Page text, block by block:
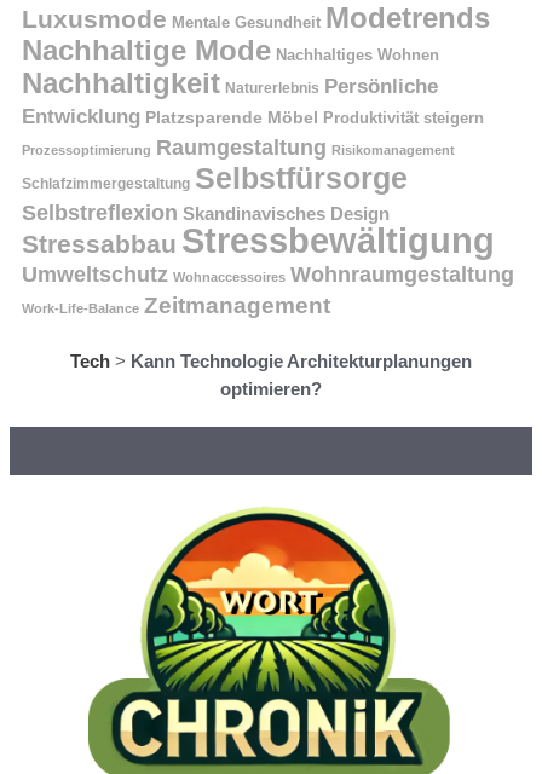
Luxusmode Mentale Gesundheit Modetrends
Nachhaltige Mode Nachhaltiges Wohnen
Nachhaltigkeit Naturerlebnis Persönliche
Entwicklung Platzsparende Möbel Produktivität steigern
Prozessoptimierung Raumgestaltung Risikomanagement
Schlafzimmergestaltung Selbstfürsorge
Selbstreflexion Skandinavisches Design
Stressabbau Stressbewältigung
Umweltschutz Wohnaccessoires Wohnraumgestaltung
Work-Life-Balance Zeitmanagement
Tech > Kann Technologie Architekturplanungen
optimieren?